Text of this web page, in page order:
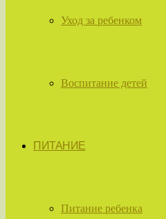
Уход за ребенком
Воспитание детей
ПИТАНИЕ
Питание ребенка